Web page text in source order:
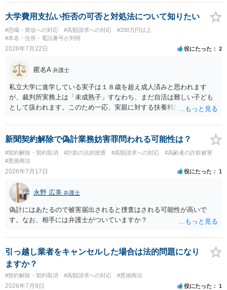
も不当条項として無効になると解されます（消費者契約法10条）。消
費者契約に該当しない場合でも、ご質問の記載を前提とすればそのよ
うな条項は存在しないので請求自体が不当ということになります。 メ
ールでのやり取りも証拠になりますので、あなたとしては、毅然と請
求を拒絶することを伝えるべきでしょう（ただし未納料金があること
ん）。それ以上の話し合いには応じないという対応を考えられます。
訴訟で解決するのが一番ですが、相手方が遠方である場合は遠方の裁
判所で提訴される可能性もありますので、（費用はかかってしまいま
すが）弁護士へ依頼して正式な拒絶回答を送ることも検討した方がよ
いかもしれません。
大学費用支払い拒否の可否と対処法について知りたい
#恐喝・脅迫への対応 #高額請求への対応
#200万円以上
#本名・住所・電話番号が判明
2026年7月22日 役にたった 2
匿名A 弁護士
私立大学に進学している実子は１８歳を超え成人済みと思われます
が、裁判所実務上は「未成熟子」すなわち、まだ自活は難しい子ども
として扱われます。このため一応、実親に対する扶養料請求として法
者宛に養育費を支払っており、当該養育費は実子の進学費用の趣旨も
一部含まれています。また、私立大学進学について貴殿が了解したわ
けではないという事情も存在します。 こうした場合には、支払を拒ん
だとしても学費の請求が裁判所によって強制される可能性は低いとい
えます。 以上整理したとおり、貴殿の事情を説明し支払えないと実子
新聞契約解除で偽計業務妨害罪問われる可能性は？
#契約解除・契約取消 #詐欺の法的措置 #高額請求への対応
#高齢者の詐欺被害
#悪徳商法
2026年7月17日 役にたった 1
永野 広美 弁護士
偽計にはあたるので被害届出されると捜査はされる可能性が高いで
す。なお、相手には弁護士がついていますか？
引っ越し業者をキャンセルした場合は法的問題になり
ますか？
#契約解除・契約取消 #高額請求への対応 #悪徳商法
2026年7月9日 役にたった 1